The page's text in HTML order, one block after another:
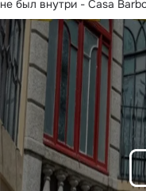
не был внутри - Casa